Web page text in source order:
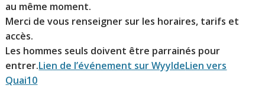
au même moment.
Merci de vous renseigner sur les horaires, tarifs et
accès.
Les hommes seuls doivent être parrainés pour
entrer.Lien de l’événement sur WyyldeLien vers
Quai10